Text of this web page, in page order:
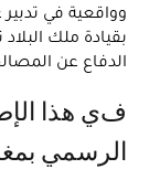
وواقعية في تدبير
بقيادة ملك
الدفاع عن
في هذا الإطار يأتي الاعتراف الإسرائيلي
الرسمي